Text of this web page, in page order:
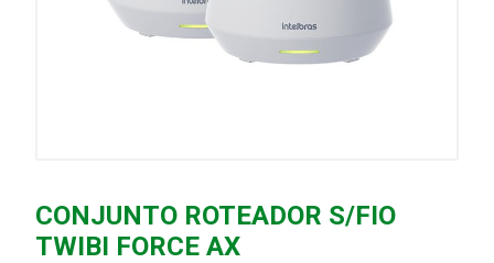
CONJUNTO ROTEADOR S/FIO
TWIBI FORCE AX